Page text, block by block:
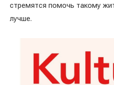
стремятся помочь такому
лучше.